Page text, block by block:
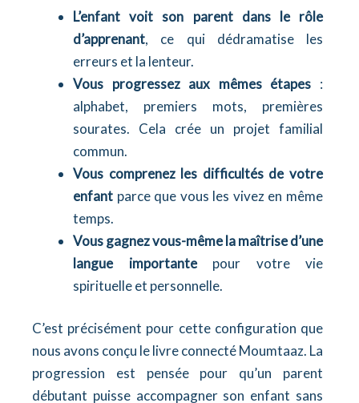
L’enfant voit son parent dans le rôle
d’apprenant, ce qui dédramatise les
erreurs et la lenteur.
Vous progressez aux mêmes étapes :
alphabet, premiers mots, premières
sourates. Cela crée un projet familial
commun.
Vous comprenez les difficultés de votre
enfant parce que vous les vivez en même
temps.
Vous gagnez vous-même la maîtrise d’une
langue importantepour votre vie
spirituelle et personnelle.
C’est précisément pour cette configuration que
nous avons conçu le livre connecté Moumtaaz. La
progression est pensée pour qu’un parent
débutant puisse accompagner son enfant sans